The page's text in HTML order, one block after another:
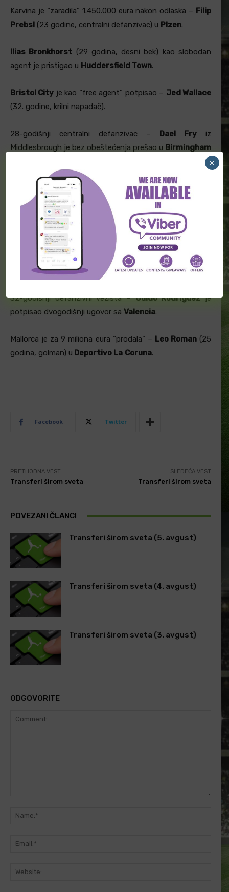
Karvina je “zaradila” 1.450.000 eura nakon odlaska – Filip
Prebsl (23 godine, centralni defanzivac) u Plzen.
Ilias Bronkhorst (29 godina, desni bek) kao slobodan
agent je pristigao u Huddersfield Town.
Bristol City je kao “free agent” potpisao – Jed Wallace
(32. godine, krilni napadač).
28-godišnji centralni defanzivac – Dael Fry iz
Middlesbrough je bez obeštećenja prešao u Birmingham
Qarabagje izdvojio 1.000.000 za transfer – Bence
Varkonyi
(24 godine, centralni defanzivac) iz
Zalaegerszeg.
Romain Faivre (27 godina, ofanzivni vezista) iz
Bournemouth dolazi kao pozajmljen fudbaler uAJ
Auxerre.
32-godišnji defanzivni vezista –Guido Rodriguezje
potpisao dvogodišnji ugovor sa Valencia.
Mallorca je za 9 miliona eura “prodala” – Leo Roman(25
godina, golman) u Deportivo La Coruna.
Facebook Twitter
PRETHODNA VEST
Transferi širom sveta
SLEDEĆA VEST
Transferi širom sveta
POVEZANI ČLANCI
Transferi širom sveta (5. avgust)
Transferi širom sveta (4. avgust)
Transferi širom sveta (3. avgust)
ODGOVORITE
×